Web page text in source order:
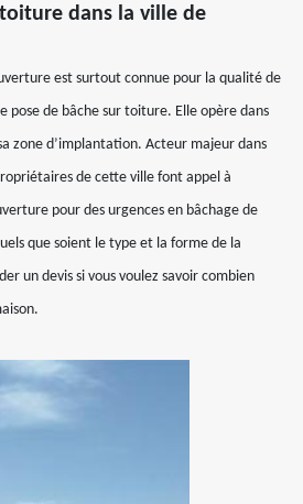
dans la ville de
est surtout connue pour la qualité de
pose de bâche sur toiture. Elle opère dans
zone d’implantation. Acteur majeur dans
de cette ville font appel à
pour des urgences en bâchage de
que soient le type et la forme de la
un devis si vous voulez savoir combien